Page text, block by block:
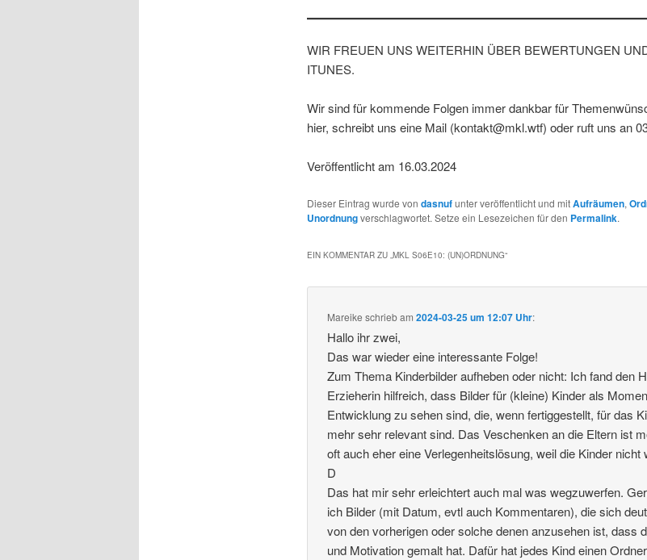
WIR FREUEN UNS WEITERHIN ÜBER BEWERTUNGEN
ITUNES.
Wir sind für kommende Folgen immer dankbar für
hier, schreibt uns eine Mail (kontakt@mkl.wtf) oder ruft uns an
Veröffentlicht am 16.03.2024
Dieser Eintrag wurde von dasnufunter veröffentlicht und mitAufräumen,
Unordnungverschlagwortet. Setze ein Lesezeichen für den Permalink.
EIN KOMMENTAR ZU „MKL S06E10: (UN)ORDNUNG“
Mareike schriebam2024-03-25 um 12:07 Uhr:
Hallo ihr zwei,
Das war wieder eine interessante Folge!
Zum Thema Kinderbilder aufheben oder nicht: Ich fand den
Erzieherin hilfreich, dass Bilder für (kleine) Kinder als
Entwicklung zu sehen sind, die, wenn fertiggestellt, für das
mehr sehr relevant sind. Das Veschenken an die Eltern ist
oft auch eher eine Verlegenheitslösung, weil die Kinder
D
Das hat mir sehr erleichtert auch mal was wegzuwerfen.
ich Bilder (mit Datum, evtl auch Kommentaren), die sich
von den vorherigen oder solche denen anzusehen ist, dass
und Motivation gemalt hat. Dafür hat jedes Kind einen